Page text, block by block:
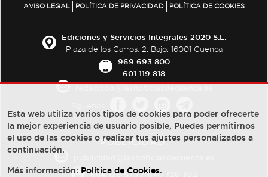
AVISO LEGAL POLÍTICA DE PRIVACIDAD POLÍTICA DE COOKIES
Ediciones y Servicios Integrales 2020 S.L.
Plaza de los Carros, 2. Bajo. 16001 Cuenca
969 693 800
601 119 818
PUBLICIDAD:
684 126 573/670 726 392
Esta web utiliza varios tipos de cookies para poder ofrecerte
la mejor experiencia de usuario posible, Puedes permitirnos
el uso de las cookies o realizar tus ajustes personalizados a
continuación.
Más información: Política de Cookies.